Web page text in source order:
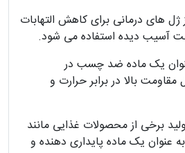
ژل های درمانی برای کاهش التهابات
آسیب دیده استفاده می شود.
یک ماده ضد چسب در
مقاومت بالا در برابر حرارت و
برخی از محصولات غذایی مانند
عنوان یک ماده پایداری دهنده و